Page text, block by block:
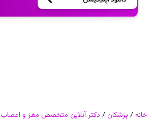
خانه / پزشکان / دکتر آنلاین متخصص مغز و اعصاب